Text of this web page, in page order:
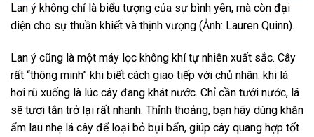
Lan ý không chỉ là biểu tượng của sự bình yên, mà còn đại
diện cho sự thuần khiết và thịnh vượng (Ảnh: Lauren Quinn).
Lan ý cũng là một máy lọc không khí tự nhiên xuất sắc. Cây
rất “thông minh” khi biết cách giao tiếp với chủ nhân: khi lá
hơi rũ xuống là lúc cây đang khát nước. Chỉ cần tưới nước, lá
sẽ tươi tắn trở lại rất nhanh. Thỉnh thoảng, bạn hãy dùng khăn
ẩm lau nhẹ lá cây để loại bỏ bụi bẩn, giúp cây quang hợp tốt